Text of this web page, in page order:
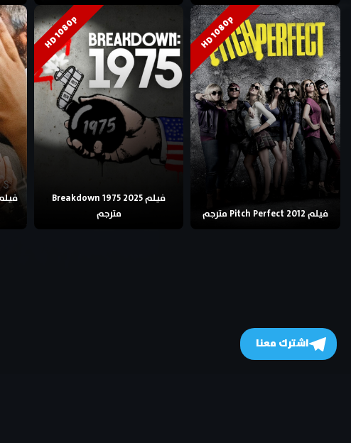
HD 1080p
فيلم Pitch Perfect 2012 مترجم
HD 1080p
فيلم Breakdown 1975 2025
مترجم
اشترك معنا